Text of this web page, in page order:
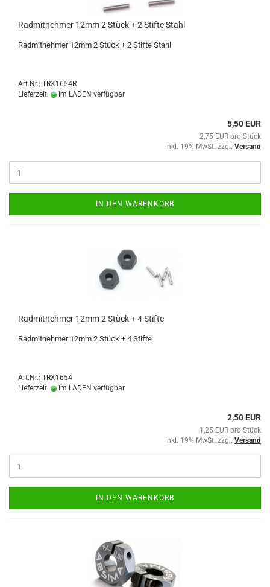
Radmitnehmer 12mm 2 Stück + 2 Stifte Stahl
Radmitnehmer 12mm 2 Stück + 2 Stifte Stahl
Art.Nr.: TRX1654R
Lieferzeit:
im LADEN verfügbar
5,50 EUR
2,75 EUR pro Stück
inkl. 19% MwSt. zzgl. Versand
IN DEN WARENKORB
Radmitnehmer 12mm 2 Stück + 4 Stifte
Radmitnehmer 12mm 2 Stück + 4 Stifte
Art.Nr.: TRX1654
Lieferzeit:
im LADEN verfügbar
2,50 EUR
1,25 EUR pro Stück
inkl. 19% MwSt. zzgl. Versand
IN DEN WARENKORB